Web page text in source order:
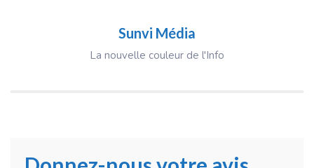
Sunvi Média
La nouvelle couleur de l'Info